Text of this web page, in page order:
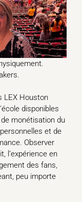
LEX Houston
disponibles
monétisation du
et de
Observer
l’expérience en
des fans,
peu importe